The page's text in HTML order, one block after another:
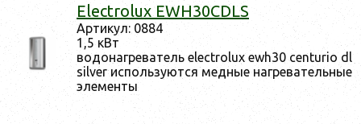
Electrolux EWH30CDLS
Ар­ти­кул: 0884
1,5 кВт
во­донаг­ре­ватель electrolux ewh30 centurio dl
silver ис­поль­зу­ют­ся мед­ные наг­ре­ватель­ные
эле­мен­ты